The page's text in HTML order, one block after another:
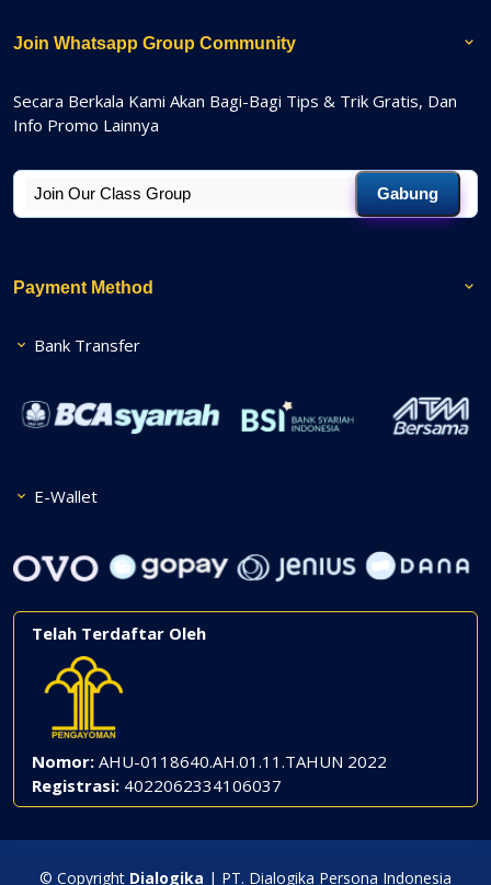
Join Whatsapp Group Community
Secara Berkala Kami Akan Bagi-Bagi Tips & Trik Gratis, Dan
Info Promo Lainnya
Gabung
Payment Method
Bank Transfer
E-Wallet
Telah Terdaftar Oleh
Nomor: AHU-0118640.AH.01.11.TAHUN 2022
Registrasi: 4022062334106037
© Copyright Dialogika | PT. Dialogika Persona Indonesia